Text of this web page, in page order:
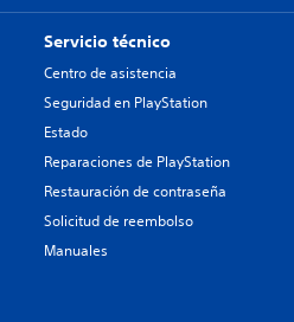
Servicio técnico
Centro de asistencia
Seguridad en PlayStation
Estado
Reparaciones de PlayStation
Restauración de contraseña
Solicitud de reembolso
Manuales